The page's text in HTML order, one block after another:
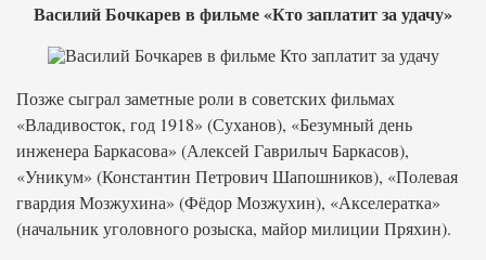
Василий Бочкарев в фильме «Кто заплатит за удачу»
Позже сыграл заметные роли в советских фильмах
«Владивосток, год 1918» (Суханов), «Безумный день
инженера Баркасова» (Алексей Гаврилыч Баркасов),
«Уникум» (Константин Петрович Шапошников), «Полевая
гвардия Мозжухина» (Фёдор Мозжухин), «Акселератка»
(начальник уголовного розыска, майор милиции Пряхин).